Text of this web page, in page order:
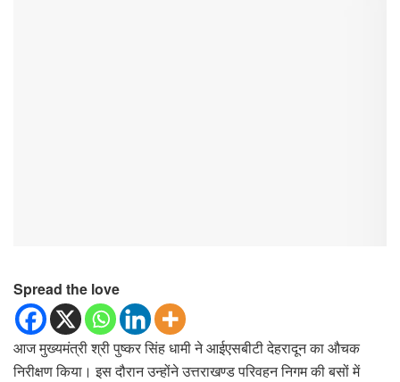
Spread the love
आज मुख्यमंत्री श्री पुष्कर सिंह धामी ने आईएसबीटी देहरादून का औचक
निरीक्षण किया। इस दौरान उन्होंने उत्तराखण्ड परिवहन निगम की बसों में